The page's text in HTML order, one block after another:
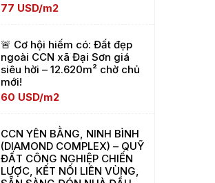
77 USD/m2
🚨 Cơ hội hiếm có: Đất đẹp
ngoài CCN xã Đại Sơn giá
siêu hời – 12.620m² chờ chủ
mới!
60 USD/m2
CCN YÊN BẰNG, NINH BÌNH
(DIAMOND COMPLEX) – QUỸ
ĐẤT CÔNG NGHIỆP CHIẾN
LƯỢC, KẾT NỐI LIÊN VÙNG,